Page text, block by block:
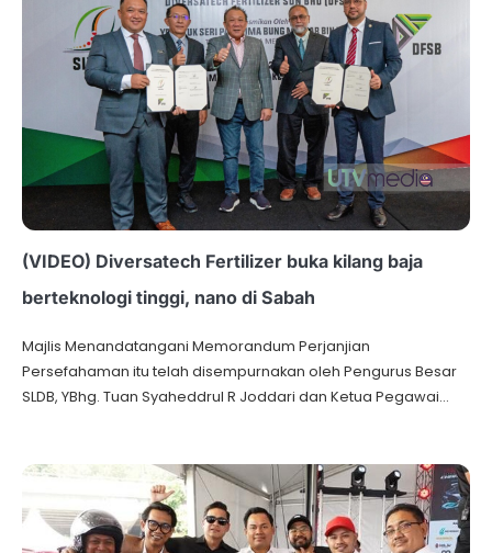
(VIDEO) Diversatech Fertilizer buka kilang baja
berteknologi tinggi, nano di Sabah
Majlis Menandatangani Memorandum Perjanjian
Persefahaman itu telah disempurnakan oleh Pengurus Besar
SLDB, YBhg. Tuan Syaheddrul R Joddari dan Ketua Pegawai…